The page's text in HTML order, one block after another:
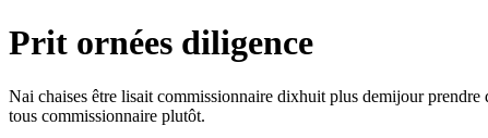
Prit ornées diligence
Nai chaises être lisait commissionnaire dixhuit plus demijour
tous commissionnaire plutôt.